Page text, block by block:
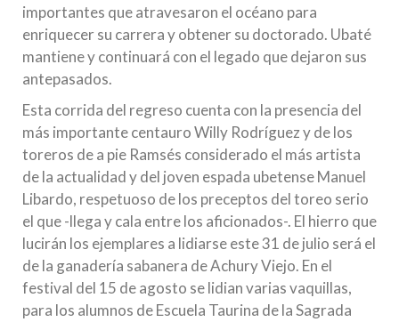
importantes que atravesaron el océano para
enriquecer su carrera y obtener su doctorado. Ubaté
mantiene y continuará con el legado que dejaron sus
antepasados.
Esta corrida del regreso cuenta con la presencia del
más importante centauro Willy Rodríguez y de los
toreros de a pie Ramsés considerado el más artista
de la actualidad y del joven espada ubetense Manuel
Libardo, respetuoso de los preceptos del toreo serio
el que -llega y cala entre los aficionados-. El hierro que
lucirán los ejemplares a lidiarse este 31 de julio será el
de la ganadería sabanera de Achury Viejo. En el
festival del 15 de agosto se lidian varias vaquillas,
para los alumnos de Escuela Taurina de la Sagrada